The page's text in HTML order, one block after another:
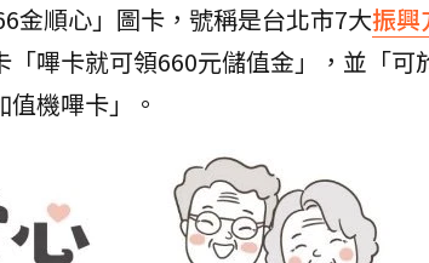
金順心」圖卡，號稱是台北市7大振興
嗶卡就可領660元儲值金」，並「可
機嗶卡」。